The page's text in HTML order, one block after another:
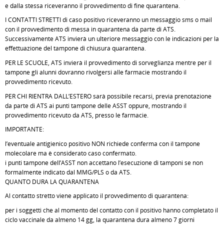
e dalla stessa riceveranno il provvedimento di fine quarantena.
I CONTATTI STRETTI di caso positivo riceveranno un messaggio sms o mail
con il provvedimento di messa in quarantena da parte di ATS.
Successivamente ATS invierà un ulteriore messaggio con le indicazioni per la
effettuazione del tampone di chiusura quarantena.
PER LE SCUOLE, ATS invierà il provvedimento di sorveglianza mentre per il
tampone gli alunni dovranno rivolgersi alle farmacie mostrando il
provvedimento ricevuto.
PER CHI RIENTRA DALL’ESTERO sarà possibile recarsi, previa prenotazione
da parte di ATS ai punti tampone delle ASST oppure, mostrando il
provvedimento ricevuto da ATS, presso le farmacie.
IMPORTANTE:
l’eventuale antigienico positivo NON richiede conferma con il tampone
molecolare ma è considerato caso confermato.
i punti tampone dell’ASST non accettano l’esecuzione di tamponi se non
formalmente indicato dal MMG/PLS o da ATS.
QUANTO DURA LA QUARANTENA
Al contatto stretto viene applicato il provvedimento di quarantena:
per i soggetti che al momento del contatto con il positivo hanno completato il
ciclo vaccinale da almeno 14 gg, la quarantena dura almeno 7 giorni